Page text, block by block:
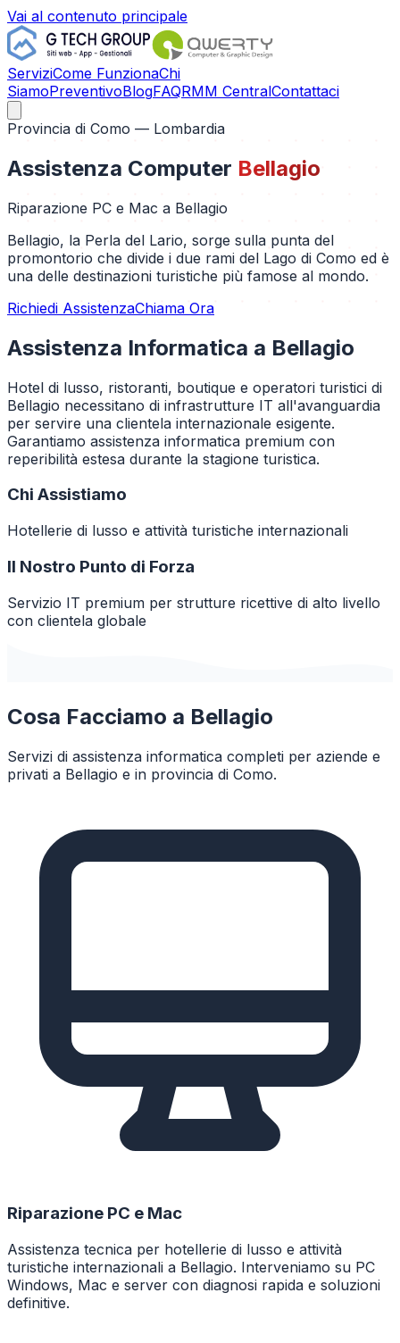
Vai al contenuto principale
ServiziCome FunzionaChi
SiamoPreventivoBlogFAQRMM CentralContattaci
Provincia di Como — Lombardia
Assistenza Computer Bellagio
Riparazione PC e Mac a Bellagio
Bellagio, la Perla del Lario, sorge sulla punta del
promontorio che divide i due rami del Lago di Como ed è
una delle destinazioni turistiche più famose al mondo.
Richiedi AssistenzaChiama Ora
Assistenza Informatica a Bellagio
Hotel di lusso, ristoranti, boutique e operatori turistici di
Bellagio necessitano di infrastrutture IT all'avanguardia
per servire una clientela internazionale esigente.
Garantiamo assistenza informatica premium con
reperibilità estesa durante la stagione turistica.
Chi Assistiamo
Hotellerie di lusso e attività turistiche internazionali
Il Nostro Punto di Forza
Servizio IT premium per strutture ricettive di alto livello
con clientela globale
Cosa Facciamo a Bellagio
Servizi di assistenza informatica completi per aziende e
privati a Bellagio e in provincia di Como.
Riparazione PC e Mac
Assistenza tecnica per hotellerie di lusso e attività
turistiche internazionali a Bellagio. Interveniamo su PC
Windows, Mac e server con diagnosi rapida e soluzioni
definitive.